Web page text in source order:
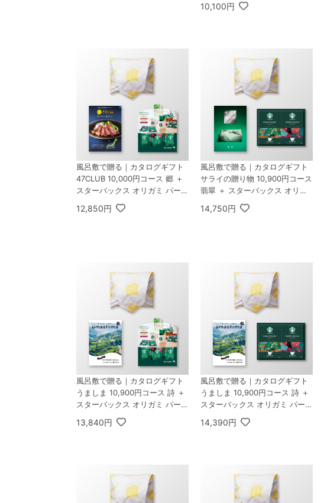
10,100円
風呂敷で贈る｜カタログギフト
47CLUB 10,000円コース 郷 ＋
スターバックス オリガミ パーソ
ナルドリップ コーヒーギフトA
12,850円
風呂敷で贈る｜カタログギフト
サライの贈り物 10,900円コース
翡翠 ＋ スターバックス オリガ
ミ パーソナルドリップ コーヒー
ギフトB
14,750円
風呂敷で贈る｜カタログギフト
うましま 10,900円コース 詩 ＋
スターバックス オリガミ パーソ
ナルドリップ コーヒーギフトA
13,840円
風呂敷で贈る｜カタログギフト
うましま 10,900円コース 詩 ＋
スターバックス オリガミ パーソ
ナルドリップ コーヒーギフトB
14,390円